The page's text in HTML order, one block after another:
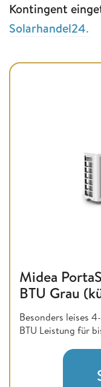
Kontingent
Solarhandel24.
Midea
BTU Grau
Besonders leises
BTU Leistung für